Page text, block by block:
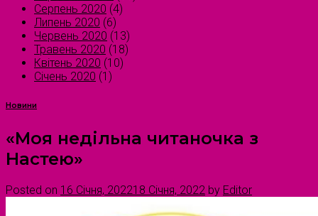
Серпень 2020 (4)
Липень 2020 (6)
Червень 2020 (13)
Травень 2020 (18)
Квітень 2020 (10)
Січень 2020 (1)
Новини
«Моя недільна читаночка з
Настею»
Posted on 16 Січня, 202218 Січня, 2022 by Editor